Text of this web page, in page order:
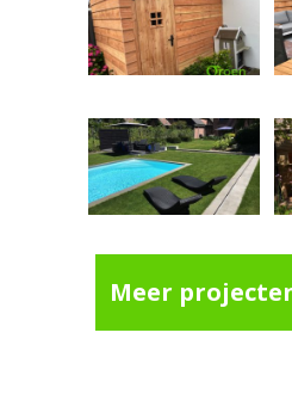
Meer